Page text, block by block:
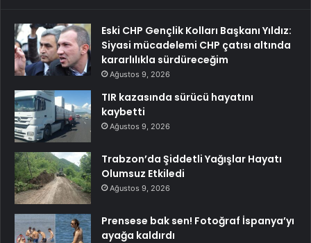
Eski CHP Gençlik Kolları Başkanı Yıldız:
Siyasi mücadelemi CHP çatısı altında
kararlılıkla sürdüreceğim
Ağustos 9, 2026
TIR kazasında sürücü hayatını
kaybetti
Ağustos 9, 2026
Trabzon’da Şiddetli Yağışlar Hayatı
Olumsuz Etkiledi
Ağustos 9, 2026
Prensese bak sen! Fotoğraf İspanya’yı
ayağa kaldırdı